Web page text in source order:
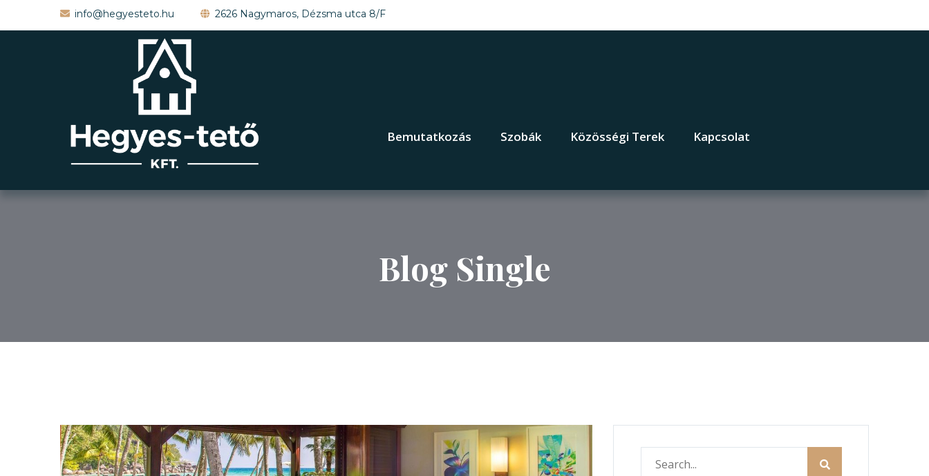
info@hegyesteto.hu 2626 Nagymaros, Dézsma utca 8/F
Bemutatkozás Szobák Közösségi Terek Kapcsolat
Blog Single